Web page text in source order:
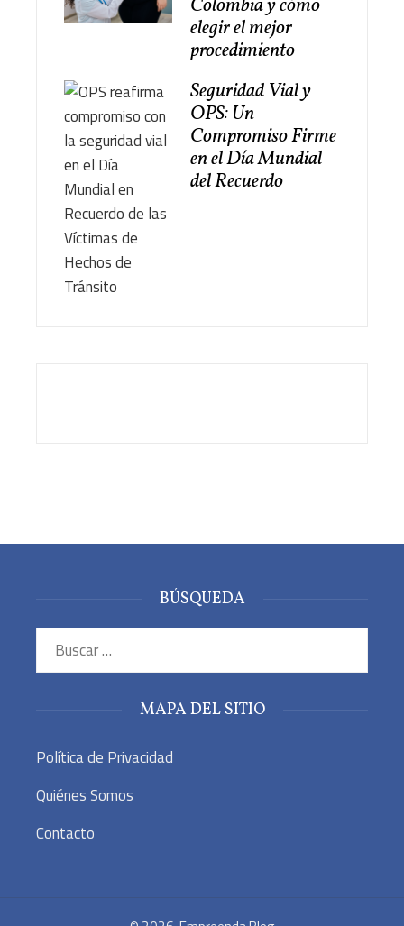
Colombia y cómo
elegir el mejor
procedimiento
Seguridad Vial y
OPS: Un
Compromiso Firme
en el Día Mundial
del Recuerdo
BÚSQUEDA
Buscar:
MAPA DEL SITIO
Política de Privacidad
Quiénes Somos
Contacto